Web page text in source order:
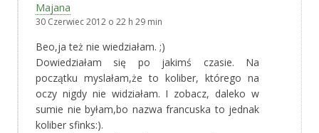
Majana
30 Czerwiec 2012 o 22 h 29 min
Beo,ja też nie wiedziałam. ;)
Dowiedziałam się po jakimś czasie. Na
początku myslałam,że to koliber, którego na
oczy nigdy nie widziałam. I zobacz, daleko w
sumie nie byłam,bo nazwa francuska to jednak
koliber sfinks:).